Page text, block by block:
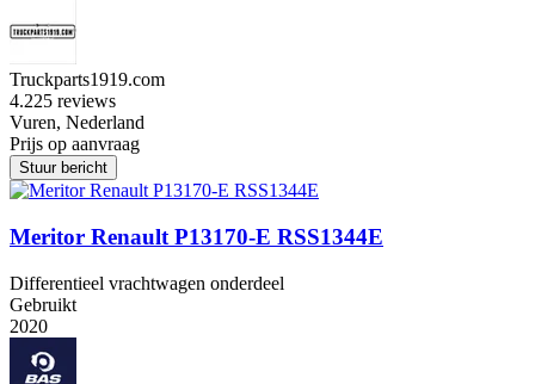
Truckparts1919.com
4.225 reviews
Vuren, Nederland
Prijs op aanvraag
Stuur bericht
Meritor Renault P13170-E RSS1344E
Differentieel vrachtwagen onderdeel
Gebruikt
2020